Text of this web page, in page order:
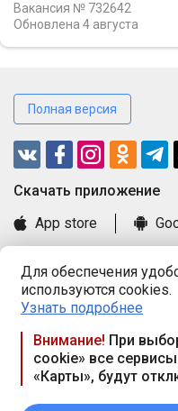
Для обеспечения
используются cookies.
Узнать подробнее
Внимание! При
cookie» все
«Карты», будут
Вакансия № 732642
Обновлена 4 августа
Полная версия
Cкачать приложение
App store
Книга замечаний и
Правила и документы
Praca.by © 2000—2026,
Республика Беларусь,
117а, пом. № 9.
вых. дн. — сб., вс.